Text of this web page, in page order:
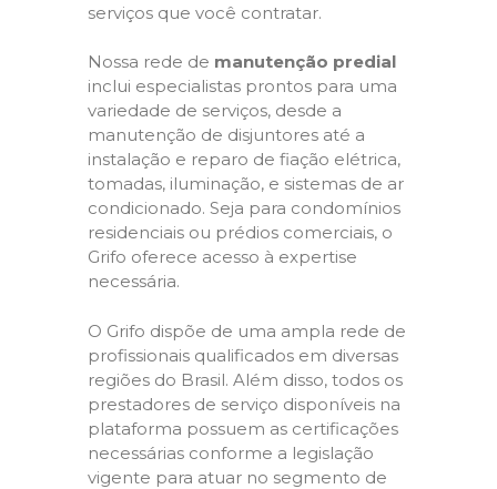
serviços que você contratar.
Nossa rede de manutenção predial
inclui especialistas prontos para uma
variedade de serviços, desde a
manutenção de disjuntores até a
instalação e reparo de fiação elétrica,
tomadas, iluminação, e sistemas de ar
condicionado. Seja para condomínios
residenciais ou prédios comerciais, o
Grifo oferece acesso à expertise
necessária.
O Grifo dispõe de uma ampla rede de
profissionais qualificados em diversas
regiões do Brasil. Além disso, todos os
prestadores de serviço disponíveis na
plataforma possuem as certificações
necessárias conforme a legislação
vigente para atuar no segmento de